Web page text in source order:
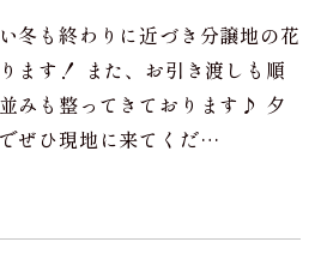
冬も終わりに近づき分譲地の花
ます！ また、お引き渡しも順
みも整ってきております♪ 夕
ぜひ現地に来てくだ…